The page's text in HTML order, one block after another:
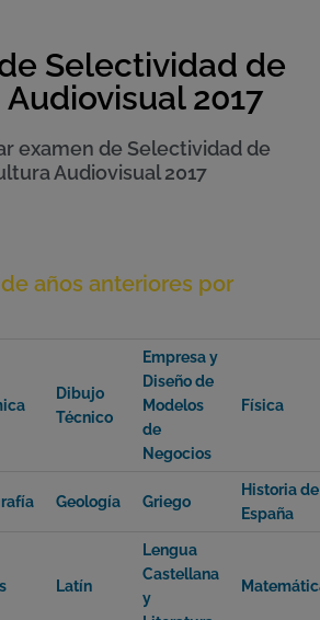
Selectividad de
2017
examen de Selectividad de
Audiovisual 2017
años anteriores por
Dibujo
Técnico
Empresa y
Diseño de
Modelos
de
Negocios
Física
Geología Griego
Historia de
España
Latín
Lengua
Castellana
y